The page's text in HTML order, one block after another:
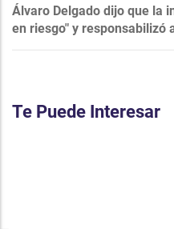
Álvaro Delgado dijo que la
en riesgo" y responsabilizó
Te Puede Interesar